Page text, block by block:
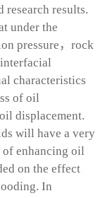
research results.
under the
pressure，rock
characteristics
of oil
displacement.
will have a very
enhancing oil
on the effect
In